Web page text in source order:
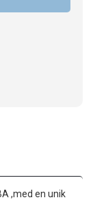
,med en unik